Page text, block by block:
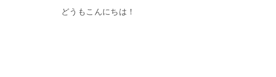
どうもこんにちは！